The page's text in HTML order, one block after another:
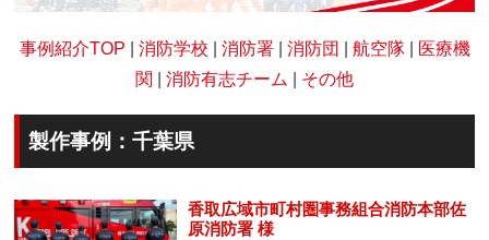
事例紹介TOP 消防学校 消防署| 消防団 航空隊|
医療機
関
消防有志チーム その他
製作事例：千葉県
香取広域市町村圏事務組合消防本部佐
原消防署 様